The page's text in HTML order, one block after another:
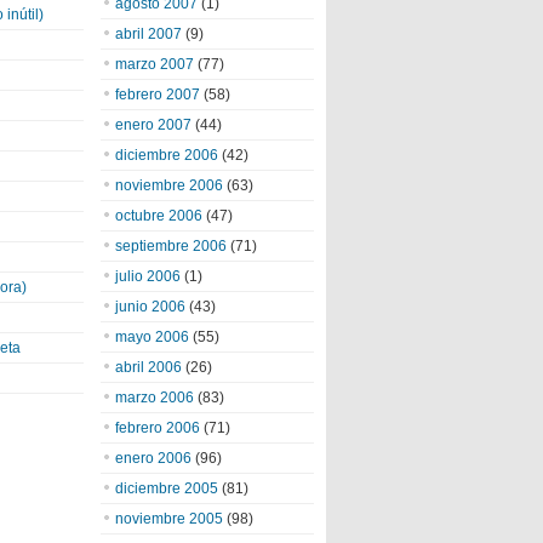
agosto 2007 (1)
abril 2007 (9)
marzo 2007 (77)
febrero 2007 (58)
enero 2007 (44)
diciembre 2006 (42)
noviembre 2006 (63)
octubre 2006 (47)
septiembre 2006 (71)
julio 2006 (1)
junio 2006 (43)
mayo 2006 (55)
abril 2006 (26)
marzo 2006 (83)
febrero 2006 (71)
enero 2006 (96)
diciembre 2005 (81)
noviembre 2005 (98)
inútil)